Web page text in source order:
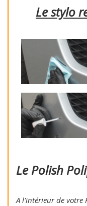
Le stylo
Le Polish
A l'intérieur de votre